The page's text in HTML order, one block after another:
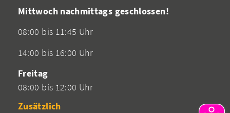
Mittwoch nachmittags geschlossen!
08:00 bis 11:45 Uhr
14:00 bis 16:00 Uhr
Freitag
08:00 bis 12:00 Uhr
Zusätzlich